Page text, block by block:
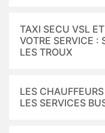
TAXI SECU VSL
VOTRE SERVICE :
LES TROUX
LES
LES SERVICES